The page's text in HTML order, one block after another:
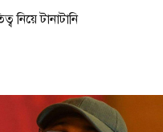
নিয়ে টানাটানি